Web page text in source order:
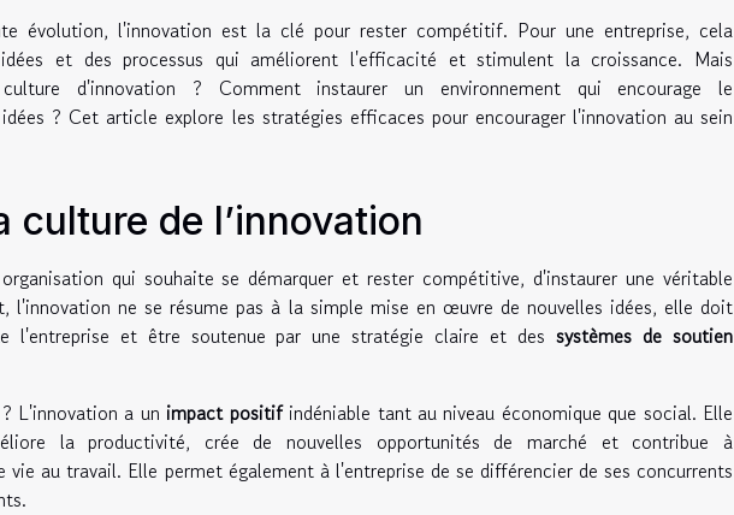
évolution, l'innovation est la clé pour rester compétitif. Pour une entreprise, cela
et des processus qui améliorent l'efficacité et stimulent la croissance. Mais
d'innovation ? Comment instaurer un environnement qui encourage le
? Cet article explore les stratégies efficaces pour encourager l'innovation au sein
culture de l’innovation
qui souhaite se démarquer et rester compétitive, d'instaurer une véritable
l'innovation ne se résume pas à la simple mise en œuvre de nouvelles idées, elle doit
l'entreprise et être soutenue par une stratégie claire et dessystèmes de soutien
L'innovation a un impact positifindéniable tant au niveau économique que social. Elle
la productivité, crée de nouvelles opportunités de marché et contribue à
au travail. Elle permet également à l'entreprise de se différencier de ses concurrents